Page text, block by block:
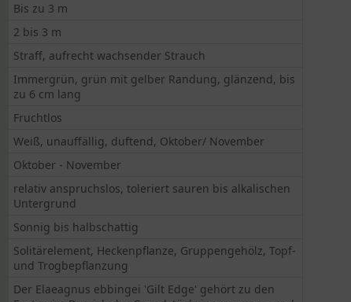
Bis zu 3 m
2 bis 3 m
Straff, aufrecht wachsender Strauch
Immergrün, grün mit gelber Randung, glänzend, bis
zu 6 cm lang
Fruchtlos
Weiß, unauffällig, duftend, Oktober/ November
Oktober - November
relativ anspruchslos, toleriert sauren bis alkalischen
Untergrund
Sonnig bis halbschattig
Solitärelement, Heckenpflanze, Gruppengehölz, Topf-
und Trogbepflanzung
Der Elaeagnus ebbingei 'Gilt Edge' gehört zu den